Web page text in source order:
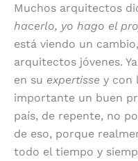
Muchos arquitectos
hacerlo, yo hago el
está viendo un
arquitectos jóvenes.
en su expertisse y con
importante un buen
país, de repente, no
de eso, porque
todo el tiempo y